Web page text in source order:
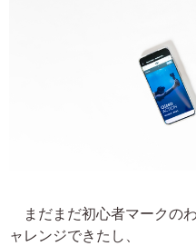
まだまだ初心者マークの
ャレンジできたし、